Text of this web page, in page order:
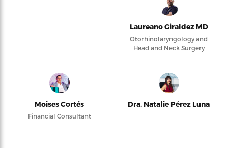
Laureano Giraldez MD
Otorhinolaryngology and
Head and Neck Surgery
Moises Cortés
Financial Consultant
Dra. Natalie Pérez Luna